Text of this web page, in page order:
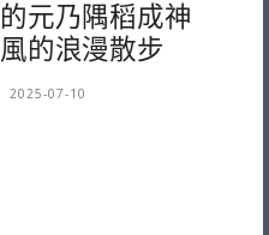
元乃隅稻成神
的浪漫散步
2025-07-10